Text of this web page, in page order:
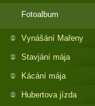
Fotoalbum
Vynášání Mařeny
Stavjání mája
Kácání mája
Hubertova jízda